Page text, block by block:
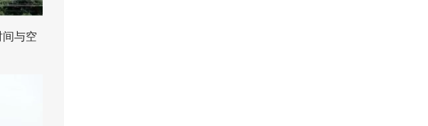
与空